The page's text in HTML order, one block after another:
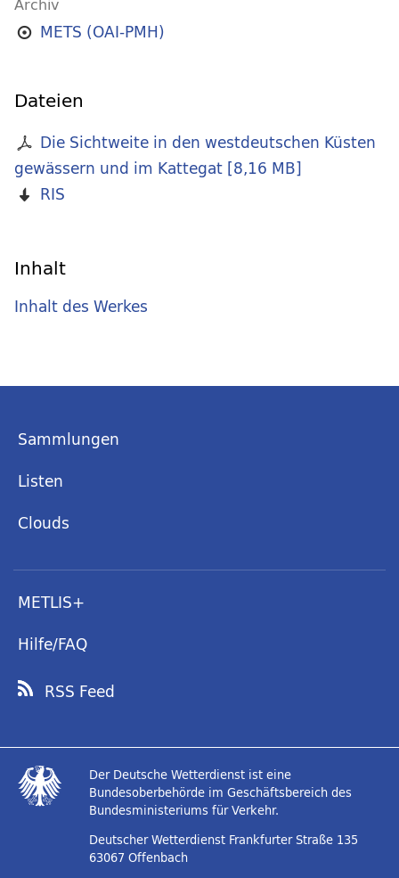
METS (OAI-PMH)
Dateien
Die Sichtweite in den westdeutschen Küsten
gewässern und im Kattegat [8,16 MB]
RIS
Inhalt
Inhalt des Werkes
Sammlungen
Listen
Clouds
METLIS+
Hilfe/FAQ
RSS Feed
Der Deutsche Wetterdienst ist eine
Bundesoberbehörde im Geschäftsbereich des
Bundesministeriums für Verkehr.
Deutscher Wetterdienst Frankfurter Straße 135
63067 Offenbach